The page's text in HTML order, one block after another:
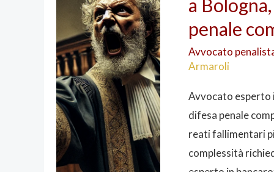
a
penale
Avvocato
Armaroli
Avvocato esperto
difesa penale
reati fallimentari
complessità
bancarotta
fraudolenta
a
Modena
e
Ravenna:
difesa